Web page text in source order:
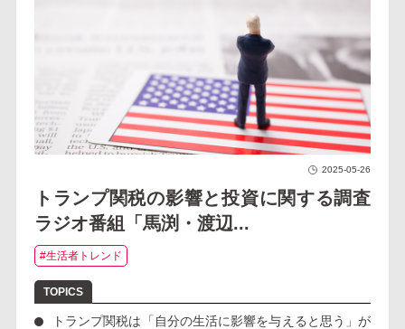
2025-05-26
トランプ関税の影響と投資に関する調査
ラジオ番組「馬渕・渡辺...
#生活者トレンド
トランプ関税は「自分の生活に影響を与えると思う」が